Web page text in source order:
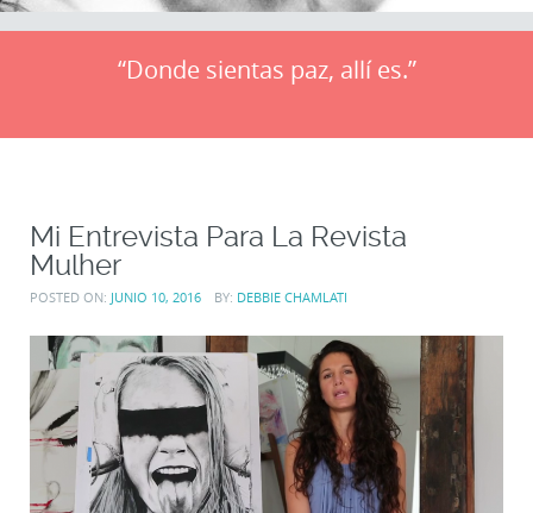
“Donde sientas paz, allí es.”
Mi Entrevista Para La Revista
Mulher
POSTED ON: JUNIO 10, 2016 BY: DEBBIE CHAMLATI